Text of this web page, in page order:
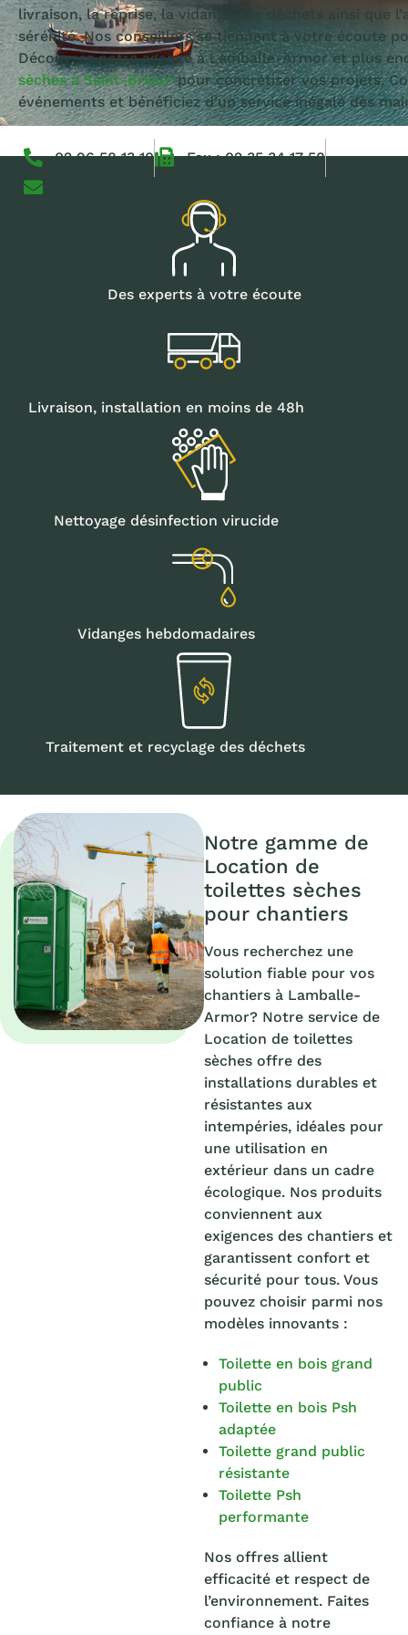
livraison, la reprise, la vidange des déchets ainsi que
sérénité. Nos conseillers se tiennent à votre écoute
Découvrez notre agence à Lamballe-Armor et plus
sèches à Saint-Brieucpour concrétiser vos projets.
événements et bénéficiez d’un service inégalé dès
02 96 58 13 10
Fax : 02 35 34 17 58
Des experts à votre écoute
Livraison, installation en moins de 48h
Nettoyage désinfection virucide
Vidanges hebdomadaires
Traitement et recyclage des déchets
Notre gamme de
Location de
toilettes sèches
pour chantiers
Vous recherchez une
solution fiable pour vos
chantiers à Lamballe-
Armor? Notre service de
Location de toilettes
sèches offre des
installations durables et
résistantes aux
intempéries, idéales pour
une utilisation en
extérieur dans un cadre
écologique. Nos produits
conviennent aux
exigences des chantiers et
garantissent confort et
sécurité pour tous. Vous
pouvez choisir parmi nos
modèles innovants :
Toilette en bois grand
public
Toilette en bois Psh
adaptée
Toilette grand public
résistante
Toilette Psh
performante
Nos offres allient
efficacité et respect de
l’environnement. Faites
confiance à notre